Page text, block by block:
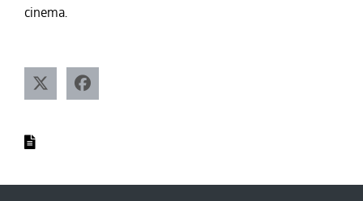
cinema.